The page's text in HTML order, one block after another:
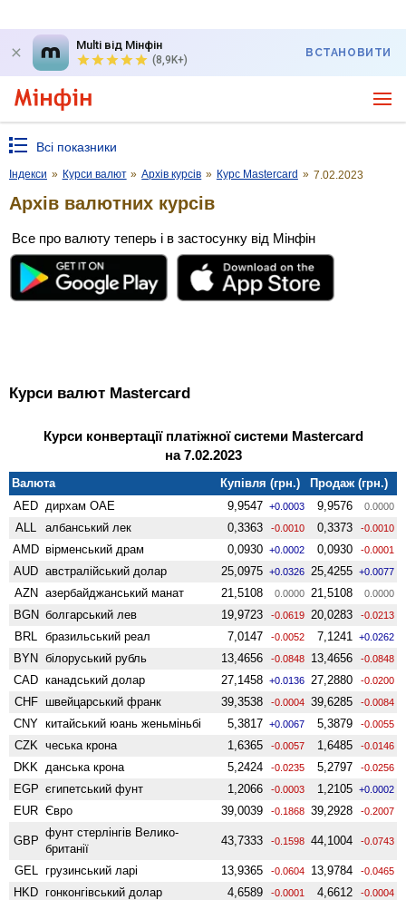
Multi від Мінфін
(8,9K+)
ВСТАНОВИТИ
Всі показники
Індекси » Курси валют » Архів курсів » Курс Mastercard » 7.02.2023
Архів валютних курсів
Все про валюту теперь і в застосунку від Мінфін
Курси валют Mastercard
Курси конвертації платіжної системи Mastercard
на 7.02.2023
Валюта Купівля (грн.)
Продаж (грн.)
AED дирхам ОАЕ 9,9547 +0.0003 9,9576 0.0000
ALL албанський лек 0,3363 -0.0010 0,3373 -0.0010
AMD вiрменський драм 0,0930 +0.0002 0,0930 -0.0001
AUD австралійський долар 25,0975 +0.0326 25,4255 +0.0077
AZN азербайджанський манат 21,5108 0.0000 21,5108 0.0000
BGN болгарський лев 19,9723 -0.0619 20,0283 -0.0213
BRL бразильський реал 7,0147 -0.0052 7,1241 +0.0262
BYN білоруський рубль 13,4656 -0.0848 13,4656 -0.0848
CAD канадський долар 27,1458 +0.0136 27,2880 -0.0200
CHF швейцарський франк 39,3538 -0.0004 39,6285 -0.0084
CNY китайський юань женьмiньбi 5,3817 +0.0067 5,3879 -0.0055
CZK чеська крона 1,6365 -0.0057 1,6485 -0.0146
DKK данська крона 5,2424 -0.0235 5,2797 -0.0256
EGP єгипетський фунт 1,2066 -0.0003 1,2105 +0.0002
EUR Євро 39,0039 -0.1868 39,2928 -0.2007
GBP
фунт стерлінгів Велико­
британії
43,7333 -0.1598 44,1004 -0.0743
GEL грузинський ларі 13,9365 -0.0604 13,9784 -0.0465
HKD гонконгівський долар 4,6589 -0.0001 4,6612 -0.0004